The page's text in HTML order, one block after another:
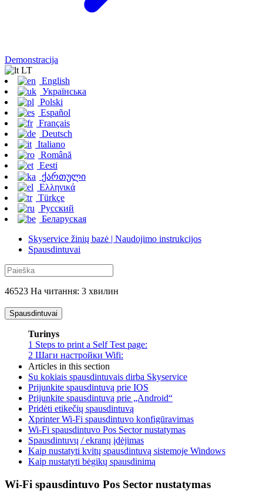
Demonstracija
LT
English
Українська
Polski
Español
Français
Deutsch
Italiano
Română
Eesti
ქართული
Ελληνικά
Türkçe
Русский
Беларуская
Skyservice žinių bazė | Naudojimo instrukcijos
Spausdintuvai
46523 На читання: 3 хвилин
Spausdintuvai
Turinys
1 Steps to print a Self Test page:
2 Шаги настройки Wifi:
Articles in this section
Su kokiais spausdintuvais dirba Skyservice
Prijunkite spausdintuvą prie IOS
Prijunkite spausdintuvą prie „Android“
Pridėti etikečių spausdintuvą
Xprinter Wi-Fi spausdintuvo konfigūravimas
Wi-Fi spausdintuvo Pos Sector nustatymas
Spausdintuvų / ekranų įdėjimas
Kaip nustatyti kvitų spausdintuvą sistemoje Windows
Kaip nustatyti bėgikų spausdinimą
Wi-Fi spausdintuvo Pos Sector nustatymas